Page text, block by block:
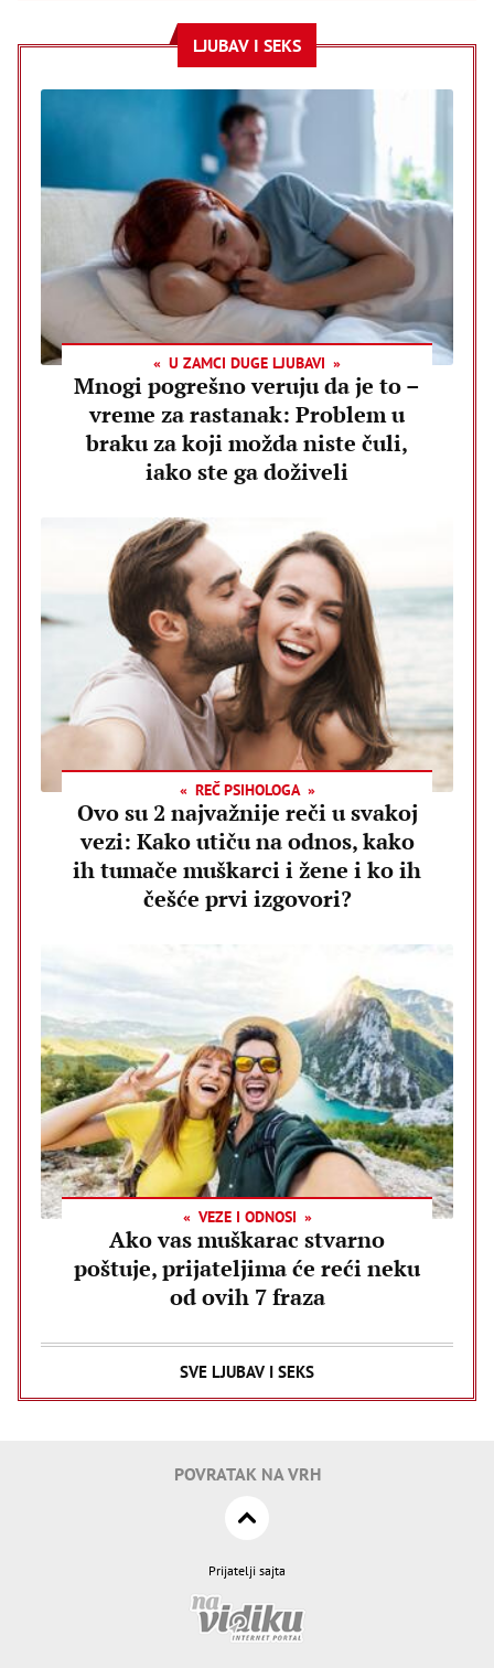
LJUBAV I SEKS
U ZAMCI DUGE LJUBAVI
Mnogi pogrešno veruju da je to –
vreme za rastanak: Problem u
braku za koji možda niste čuli,
iako ste ga doživeli
REČ PSIHOLOGA
Ovo su 2 najvažnije reči u svakoj
vezi: Kako utiču na odnos, kako
ih tumače muškarci i žene i ko ih
češće prvi izgovori?
VEZE I ODNOSI
Ako vas muškarac stvarno
poštuje, prijateljima će reći neku
od ovih 7 fraza
SVE LJUBAV I SEKS
POVRATAK NA VRH
Prijatelji sajta